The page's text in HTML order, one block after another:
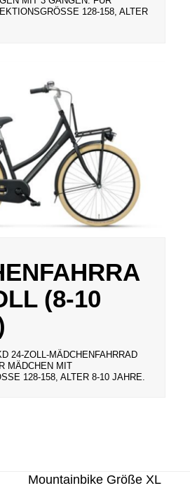
128-158, ALTER 8
(8-10
24-ZOLL-MÄDCHENFAHRRAD
MÄDCHEN MIT
128-158, ALTER 8-10 JAHRE.
Mountainbike Größe XL